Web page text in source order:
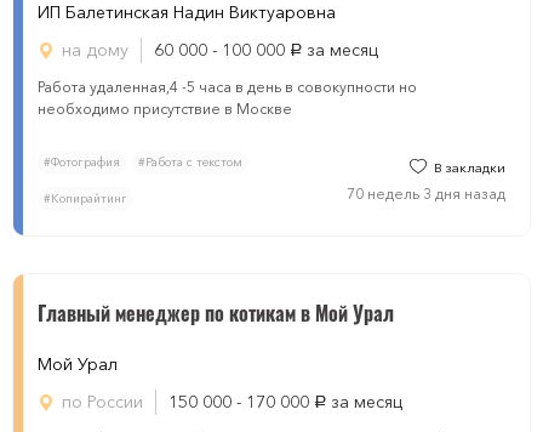
ИП Балетинская Надин Виктуаровна
на дому
60 000 - 100 000 руб. за месяц
Работа удаленная,4 -5 часа в день в совокупности но
необходимо присутствие в Москве
#Фотография #Работа с текстом
#Копирайтинг
В закладки
70 недель 3 дня назад
Главный менеджер по котикам в Мой Урал
Мой Урал
по России
150 000 - 170 000 руб. за месяц